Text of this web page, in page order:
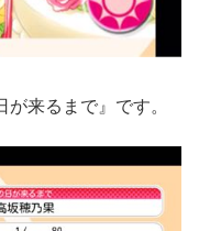
来るまで』です。